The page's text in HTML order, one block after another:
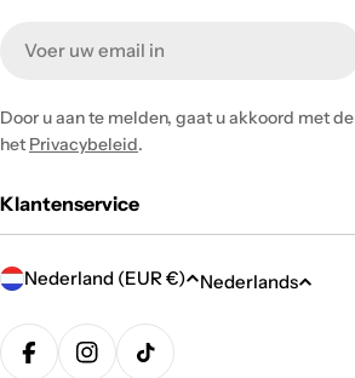
Door u aan te melden, gaat u akkoord met de
het Privacybeleid.
Klantenservice
L
n
Nederland (EUR €)
T
Nederlands
Betaalmethodes
FacebookInstagram
TikTok